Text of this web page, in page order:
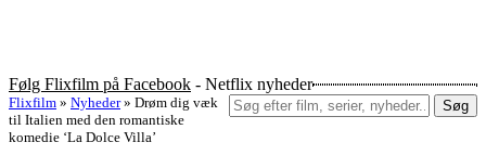
Følg Flixfilm på Facebook - Netflix nyheder
Søg
Flixfilm » Nyheder » Drøm dig væk
til Italien med den romantiske
komedie ‘La Dolce Villa’